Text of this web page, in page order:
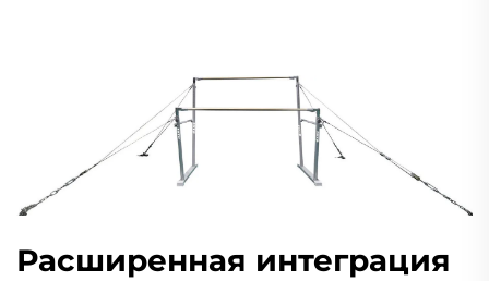
Расширенная интеграция